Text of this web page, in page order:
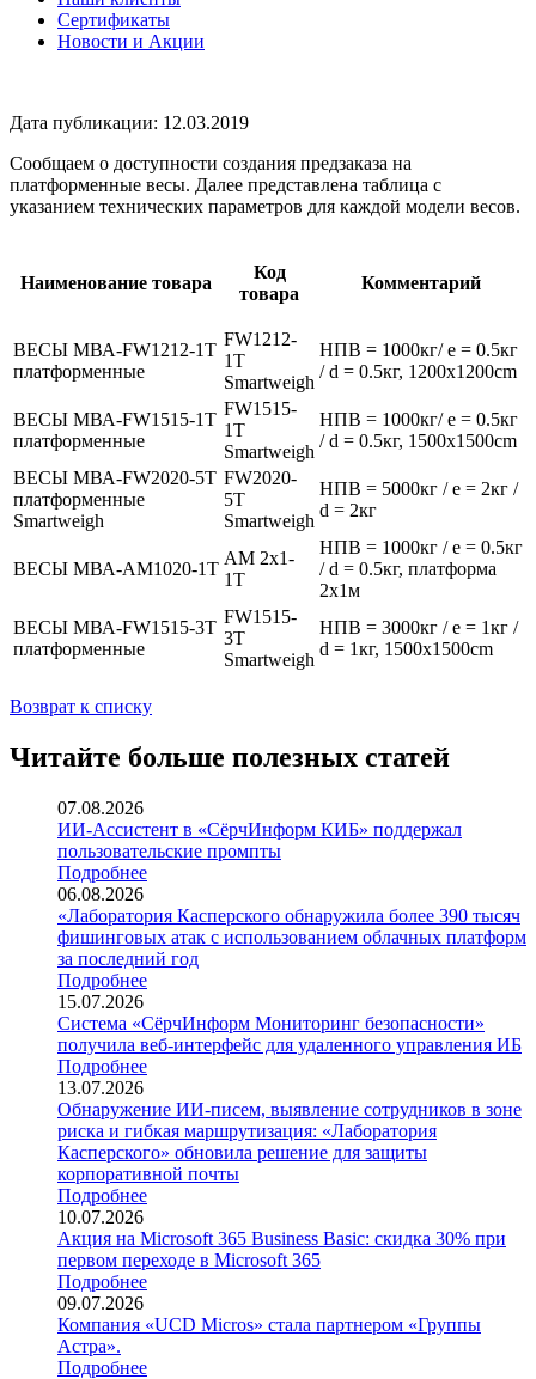
Сертификаты
Новости и Акции
Дата публикации: 12.03.2019
Сообщаем о доступности создания предзаказа на
платформенные весы. Далее представлена таблица с
указанием технических параметров для каждой модели весов.
Наименование товара
Код
товара
Комментарий
ВЕСЫ МВА-FW1212-1T
платформенные
FW1212-
1T
Smartweigh
НПВ = 1000кг/ e = 0.5кг
/ d = 0.5кг, 1200x1200cm
ВЕСЫ МВА-FW1515-1T
платформенные
FW1515-
1T
Smartweigh
НПВ = 1000кг/ e = 0.5кг
/ d = 0.5кг, 1500x1500cm
ВЕСЫ МВА-FW2020-5T
платформенные
Smartweigh
FW2020-
5T
Smartweigh
НПВ = 5000кг / e = 2кг /
d = 2кг
ВЕСЫ МВА-AM1020-1T
AM 2х1-
1T
НПВ = 1000кг / e = 0.5кг
/ d = 0.5кг, платформа
2x1м
ВЕСЫ МВА-FW1515-3T
платформенные
FW1515-
3T
Smartweigh
НПВ = 3000кг / e = 1кг /
d = 1кг, 1500x1500cm
Возврат к списку
Читайте больше полезных статей
07.08.2026
ИИ-Ассистент в «СёрчИнформ КИБ» поддержал
пользовательские промпты
Подробнее
06.08.2026
«Лаборатория Касперского обнаружила более 390 тысяч
фишинговых атак с использованием облачных платформ
за последний год
Подробнее
15.07.2026
Система «СёрчИнформ Мониторинг безопасности»
получила веб-интерфейс для удаленного управления ИБ
Подробнее
13.07.2026
Обнаружение ИИ-писем, выявление сотрудников в зоне
риска и гибкая маршрутизация: «Лаборатория
Касперского» обновила решение для защиты
корпоративной почты
Подробнее
10.07.2026
Акция на Microsoft 365 Business Basic: скидка 30% при
первом переходе в Microsoft 365
Подробнее
09.07.2026
Компания «UCD Micros» стала партнером «Группы
Астра».
Подробнее